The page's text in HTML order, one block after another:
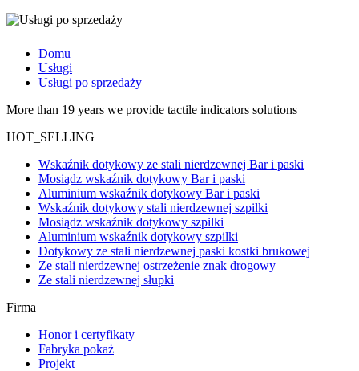
Domu
Usługi
Usługi po sprzedaży
More than 19 years we provide tactile indicators solutions
HOT_SELLING
Wskaźnik dotykowy ze stali nierdzewnej Bar i paski
Mosiądz wskaźnik dotykowy Bar i paski
Aluminium wskaźnik dotykowy Bar i paski
Wskaźnik dotykowy stali nierdzewnej szpilki
Mosiądz wskaźnik dotykowy szpilki
Aluminium wskaźnik dotykowy szpilki
Dotykowy ze stali nierdzewnej paski kostki brukowej
Ze stali nierdzewnej ostrzeżenie znak drogowy
Ze stali nierdzewnej słupki
Firma
Honor i certyfikaty
Fabryka pokaż
Projekt